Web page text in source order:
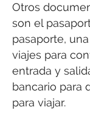
Otros
son el
pasaporte,
viajes para
entrada y
bancario para
para viajar.